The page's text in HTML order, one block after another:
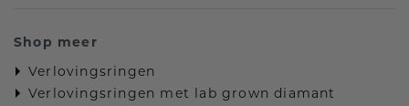
Shop meer
Verlovingsringen
Verlovingsringen met lab grown diamant